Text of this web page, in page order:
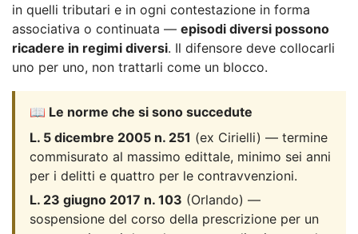
in quelli tributari e in ogni contestazione in forma
associativa o continuata — episodi diversi possono
ricadere in regimi diversi. Il difensore deve collocarli
uno per uno, non trattarli come un blocco.
📖 Le norme che si sono succedute
L. 5 dicembre 2005 n. 251 (ex Cirielli) — termine
commisurato al massimo edittale, minimo sei anni
per i delitti e quattro per le contravvenzioni.
L. 23 giugno 2017 n. 103 (Orlando) —
sospensione del corso della prescrizione per un